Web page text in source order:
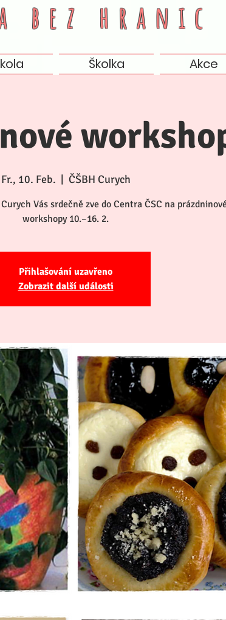
bez hranic
Školka Akce
Fr., 10. Feb. ČŠBH Curych
Vás srdečně zve do Centra ČSC na
Přihlašování uzavřeno
Zobrazit další události